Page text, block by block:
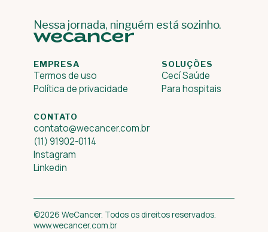
Nessa jornada, ninguém está sozinho.
EMPRESA
Termos de uso
Política de privacidade
SOLUÇÕES
Cecí Saúde
Para hospitais
CONTATO
contato@wecancer.com.br
(11) 91902-0114
Instagram
Linkedin
©2026 WeCancer. Todos os direitos reservados.
www.wecancer.com.br